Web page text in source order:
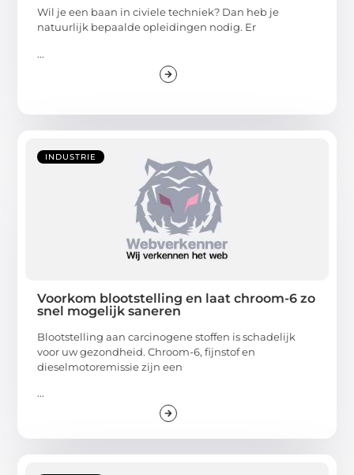
Wil je een baan in civiele techniek? Dan heb je
natuurlijk bepaalde opleidingen nodig. Er
...
INDUSTRIE
Voorkom blootstelling en laat chroom-6 zo
snel mogelijk saneren
Blootstelling aan carcinogene stoffen is schadelijk
voor uw gezondheid. Chroom-6, fijnstof en
dieselmotoremissie zijn een
...